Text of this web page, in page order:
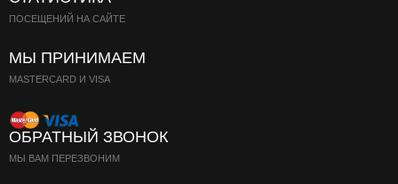
ПОСЕЩЕНИЙ НА САЙТЕ
МЫ ПРИНИМАЕМ
MASTERCARD И VISA
ОБРАТНЫЙ ЗВОНОК
МЫ ВАМ ПЕРЕЗВОНИМ